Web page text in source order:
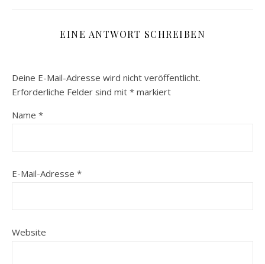
EINE ANTWORT SCHREIBEN
Deine E-Mail-Adresse wird nicht veröffentlicht.
Erforderliche Felder sind mit * markiert
Name *
E-Mail-Adresse *
Website